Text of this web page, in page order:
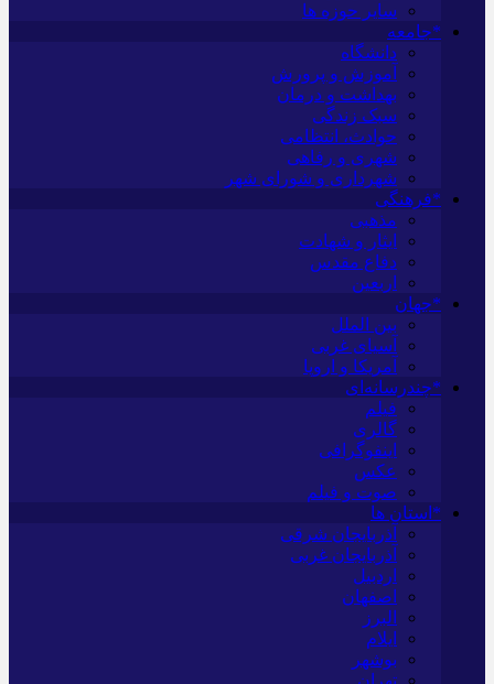
سایر حوزه ها
*جامعه
دانشگاه
آموزش و پرورش
بهداشت و درمان
سبک زندگی
حوادث، انتظامی
شهری و رفاهی
شهرداری و شورای شهر
*فرهنگی
مذهبی
ایثار و شهادت
دفاع مقدس
اربعین
*جهان
بین الملل
آسیای غربی
آمریکا و اروپا
*چندرسانه‌ای
فیلم
گالری
اینفوگرافی
عکس
صوت و فیلم
*استان ها
آذربایجان شرقی
آذربایجان غربی
اردبیل
اصفهان
البرز
ایلام
بوشهر
تهران